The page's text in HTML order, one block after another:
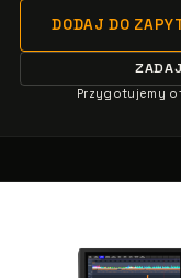
DODAJ DO
Przygotujemy